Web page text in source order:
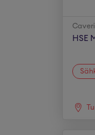
HSE